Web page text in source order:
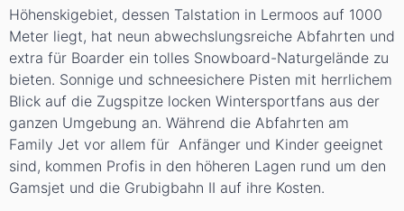
Höhenskigebiet, dessen Talstation in Lermoos auf 1000
Meter liegt, hat neun abwechslungsreiche Abfahrten und
extra für Boarder ein tolles Snowboard-Naturgelände zu
bieten. Sonnige und schneesichere Pisten mit herrlichem
Blick auf die Zugspitze locken Wintersportfans aus der
ganzen Umgebung an. Während die Abfahrten am
Family Jet vor allem für Anfänger und Kinder geeignet
sind, kommen Profis in den höheren Lagen rund um den
Gamsjet und die Grubigbahn II auf ihre Kosten.